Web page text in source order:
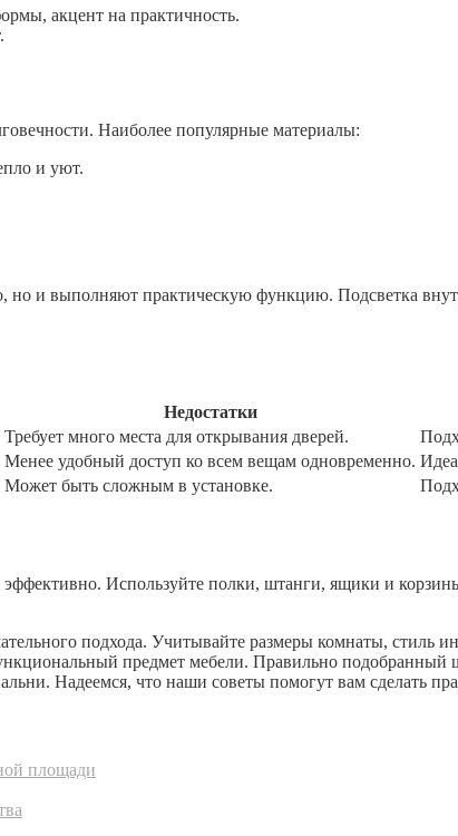
акцент на практичность.
Наиболее популярные материалы:
и уют.
но и выполняют практическую функцию. Подсветка
Недостатки
Требует много места для открывания дверей.
Менее удобный доступ ко всем вещам одновременно.
Может быть сложным в установке.
Используйте полки, штанги, ящики и
подхода. Учитывайте размеры комнаты, стиль
предмет мебели. Правильно подобранный
Надеемся, что наши советы помогут вам сделать
площади